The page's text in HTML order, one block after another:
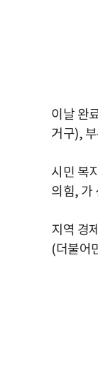
이날 완
거구),
시민 복
의힘, 가
지역 경
(더불어